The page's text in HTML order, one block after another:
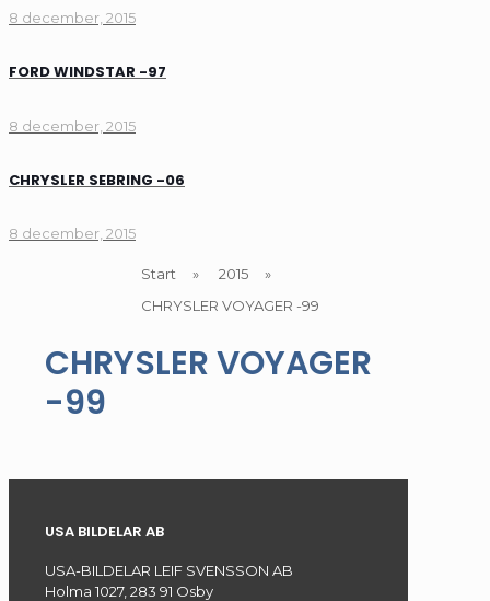
8 december, 2015
FORD WINDSTAR -97
8 december, 2015
CHRYSLER SEBRING -06
8 december, 2015
Start » 2015
»
CHRYSLER VOYAGER -99
CHRYSLER VOYAGER
-99
USA BILDELAR AB
USA-BILDELAR LEIF SVENSSON AB
Holma 1027, 283 91 Osby